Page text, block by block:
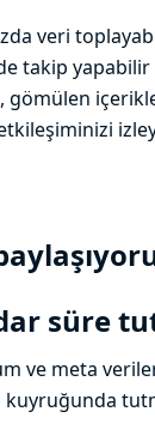
veri
takip yapabilir
gömülen
süre
ve meta
kuyruğunda